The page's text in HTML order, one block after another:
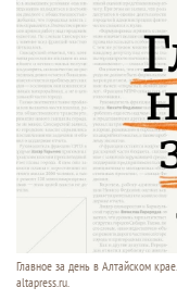
Главное за день в Алтайском крае.
altapress.ru.